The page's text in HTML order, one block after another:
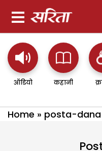
ऑडियो कहानी
Home » posta-dana